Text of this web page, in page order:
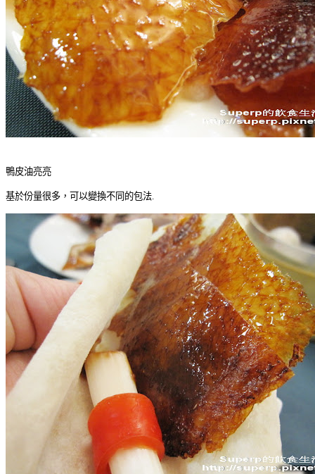
鴨皮油亮亮
基於份量很多，可以變換不同的包法.